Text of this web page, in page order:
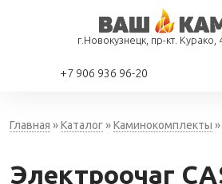
г.Новокузнецк, пр-кт.
+7 906 936 96-20
Главная »Каталог»Каминокомплекты »
Электроочаг